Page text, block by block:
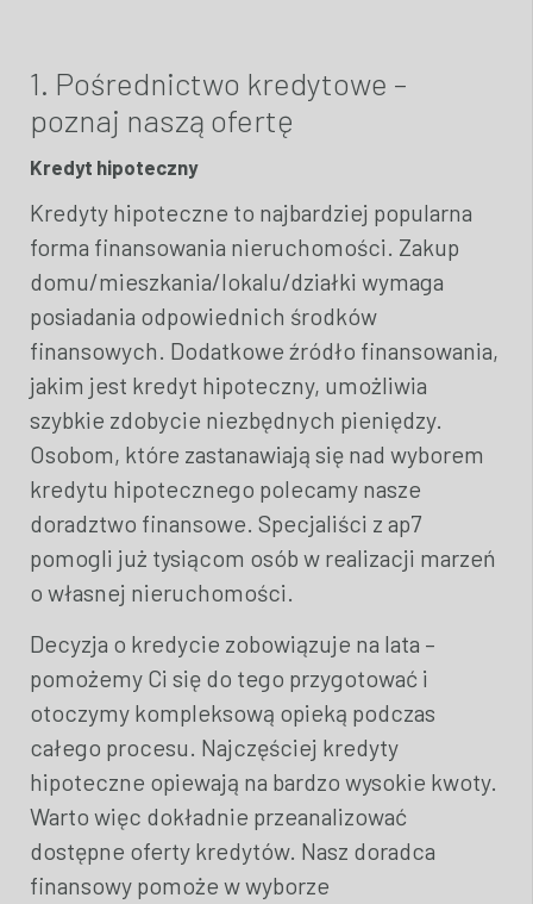
1. Pośrednictwo kredytowe –
poznaj naszą ofertę
Kredyt hipoteczny
Kredyty hipoteczne to najbardziej popularna
forma finansowania nieruchomości. Zakup
domu/mieszkania/lokalu/działki wymaga
posiadania odpowiednich środków
finansowych. Dodatkowe źródło finansowania,
jakim jest kredyt hipoteczny, umożliwia
szybkie zdobycie niezbędnych pieniędzy.
Osobom, które zastanawiają się nad wyborem
kredytu hipotecznego polecamy nasze
doradztwo finansowe. Specjaliści z ap7
pomogli już tysiącom osób w realizacji marzeń
o własnej nieruchomości.
Decyzja o kredycie zobowiązuje na lata –
pomożemy Ci się do tego przygotować i
otoczymy kompleksową opieką podczas
całego procesu. Najczęściej kredyty
hipoteczne opiewają na bardzo wysokie kwoty.
Warto więc dokładnie przeanalizować
dostępne oferty kredytów. Nasz doradca
finansowy pomoże w wyborze